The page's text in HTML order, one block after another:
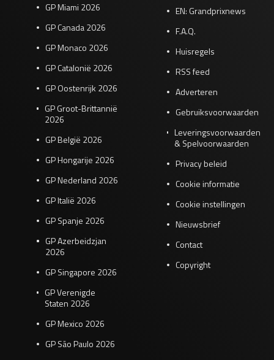
GP Miami 2026
GP Canada 2026
GP Monaco 2026
GP Catalonië 2026
GP Oostenrijk 2026
GP Groot-Brittannië
2026
GP België 2026
GP Hongarije 2026
GP Nederland 2026
GP Italië 2026
GP Spanje 2026
GP Azerbeidzjan
2026
GP Singapore 2026
GP Verenigde
Staten 2026
GP Mexico 2026
GP São Paulo 2026
EN: Grandprixnews
F.A.Q.
Huisregels
RSS feed
Adverteren
Gebruiksvoorwaarden
Leveringsvoorwaarden
& Spelvoorwaarden
Privacy beleid
Cookie informatie
Cookie instellingen
Nieuwsbrief
Contact
Copyright